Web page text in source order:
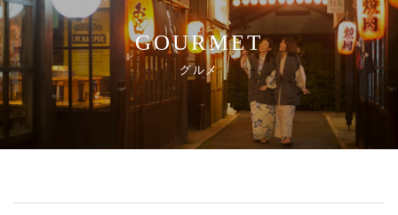
GOURMET
グルメ